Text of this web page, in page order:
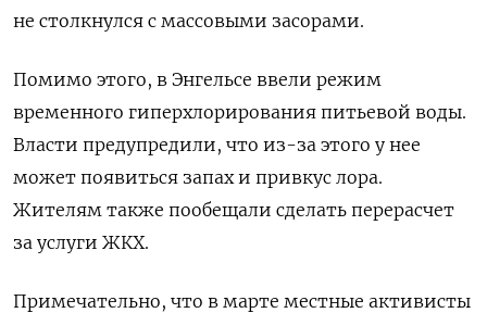
не столкнулся с массовыми засорами.
Помимо этого, в Энгельсе ввели режим
временного гиперхлорирования питьевой воды.
Власти предупредили, что из-за этого у нее
может появиться запах и привкус лора.
Жителям также пообещали сделать перерасчет
за услуги ЖКХ.
Примечательно, что в марте местные активисты